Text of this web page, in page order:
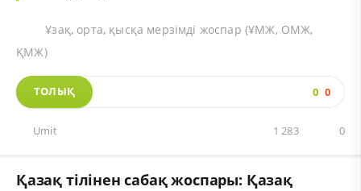
Ұзақ, орта, қысқа мерзімді жоспар (ҰМЖ, ОМЖ,
ҚМЖ)
ТОЛЫҚ 0 0
Umit 0
1 283
Қазақ тілінен сабақ жоспары: Қазақ